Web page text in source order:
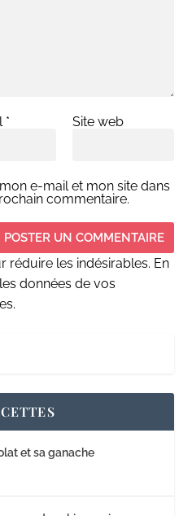
* Site web
e-mail et mon site dans
commentaire.
réduire les indésirables. En
données de vos
.
et sa ganache